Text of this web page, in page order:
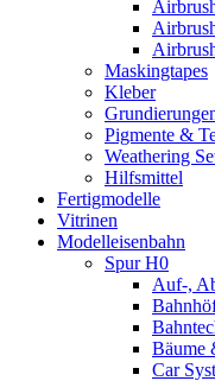
Maskingtapes
Kleber
Pigmente &
Weathering
Hilfsmittel
Fertigmodelle
Vitrinen
Modelleisenbahn
Spur H0
Auf-,
Bäume
Car